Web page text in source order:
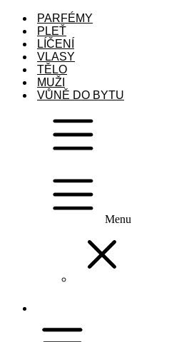
PARFÉMY
PLEŤ
LÍČENÍ
VLASY
TĚLO
MUŽI
VŮNĚ DO BYTU
Menu